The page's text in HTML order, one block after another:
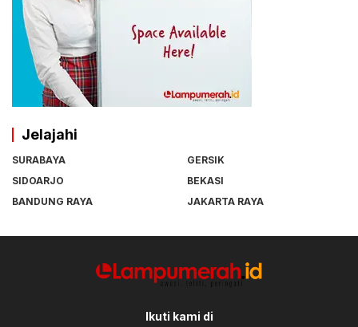
Jelajahi
SURABAYA
GERSIK
SIDOARJO
BEKASI
BANDUNG RAYA
JAKARTA RAYA
Ikuti kami di